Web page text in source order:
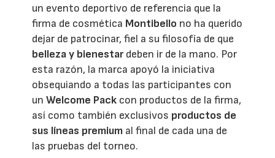
un evento deportivo de referencia que la
firma de cosmética Montibello no ha querido
dejar de patrocinar, fiel a su filosofía de que
belleza y bienestardeben ir de la mano. Por
esta razón, la marca apoyó la iniciativa
obsequiando a todas las participantes con
unWelcome Pack con productos de la firma,
así como también exclusivos productos de
sus líneas premium al final de cada una de
las pruebas del torneo.